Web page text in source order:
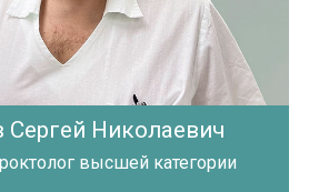
Сергей Николаевич
высшей категории